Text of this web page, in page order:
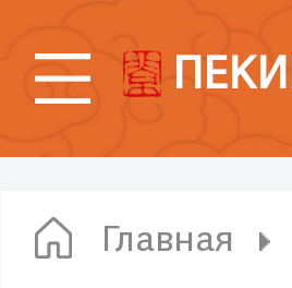
Главная